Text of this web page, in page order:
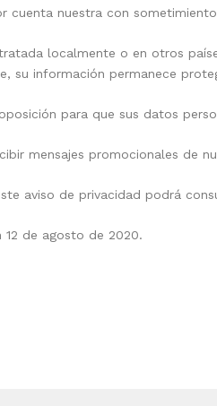
cuenta nuestra con
localmente o en otros
su información permanece
para que sus datos
mensajes promocionales de
aviso de privacidad podrá
12 de agosto de 2020.